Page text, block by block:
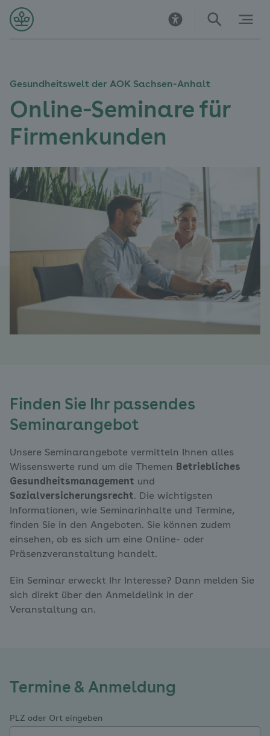
Direkt
zur
Direkt
zur
Direkt
zum
Direkt
Direkt
zur
Direkt
zur
Gesundheitswelt der AOK Sachsen-Anhalt
Online-Seminare für
Firmenkunden
Finden Sie Ihr passendes
Seminarangebot
Unsere Seminarangebote vermitteln Ihnen alles
Wissenswerte rund um die Themen Betriebliches
Gesundheitsmanagement und
Sozialversicherungsrecht. Die wichtigsten
Informationen, wie Seminarinhalte und Termine,
finden Sie in den Angeboten. Sie können zudem
einsehen, ob es sich um eine Online- oder
Präsenzveranstaltung handelt.
Ein Seminar erweckt Ihr Interesse? Dann melden Sie
sich direkt über den Anmeldelink in der
Veranstaltung an.
Termine & Anmeldung
PLZ oder Ort eingeben